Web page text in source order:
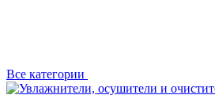
Все категории